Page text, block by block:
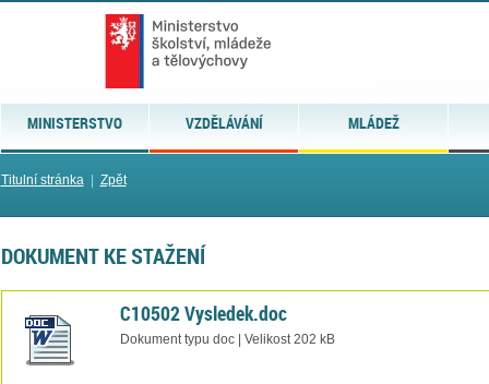
MINISTERSTVO VZDĚLÁVÁNÍ MLÁDEŽ
Titulní stránka| Zpět
DOKUMENT KE STAŽENÍ
C10502 Vysledek.doc
Dokument typu doc | Velikost 202 kB